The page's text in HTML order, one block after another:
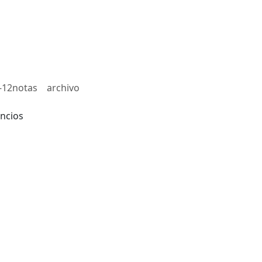
12notas archivo